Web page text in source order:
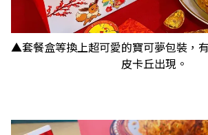
▲套餐盒等換上超可愛的寶可夢包裝，
皮卡丘出現。